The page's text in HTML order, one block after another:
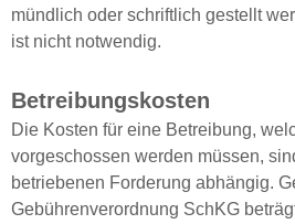
mündlich oder schriftlich gestellt
ist nicht notwendig.
Betreibungskosten
Die Kosten für eine Betreibung,
vorgeschossen werden müssen,
betriebenen Forderung abhängig.
Gebührenverordnung SchKG